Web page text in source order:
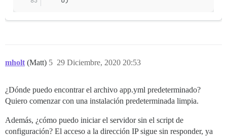
mholt (Matt) 29 Diciembre, 2020 20:53
5
¿Dónde puedo encontrar el archivo app.yml predeterminado?
Quiero comenzar con una instalación predeterminada limpia.
Además, ¿cómo puedo iniciar el servidor sin el script de
configuración? El acceso a la dirección IP sigue sin responder, ya